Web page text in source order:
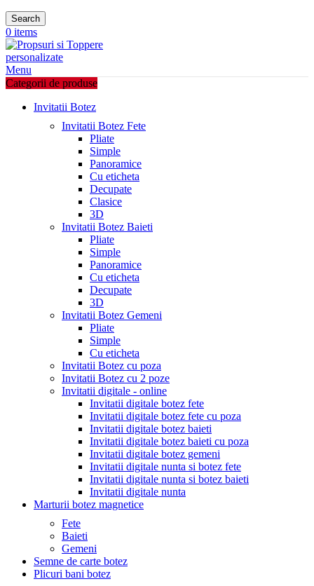
Search
0 items
Menu
Categorii de produse
Invitatii Botez
Invitatii Botez Fete
Pliate
Simple
Panoramice
Cu eticheta
Decupate
Clasice
3D
Invitatii Botez Baieti
Pliate
Simple
Panoramice
Cu eticheta
Decupate
3D
Invitatii Botez Gemeni
Pliate
Simple
Cu eticheta
Invitatii Botez cu poza
Invitatii Botez cu 2 poze
Invitatii digitale - online
Invitatii digitale botez fete
Invitatii digitale botez fete cu poza
Invitatii digitale botez baieti
Invitatii digitale botez baieti cu poza
Invitatii digitale botez gemeni
Invitatii digitale nunta si botez fete
Invitatii digitale nunta si botez baieti
Invitatii digitale nunta
Marturii botez magnetice
Fete
Baieti
Gemeni
Semne de carte botez
Plicuri bani botez